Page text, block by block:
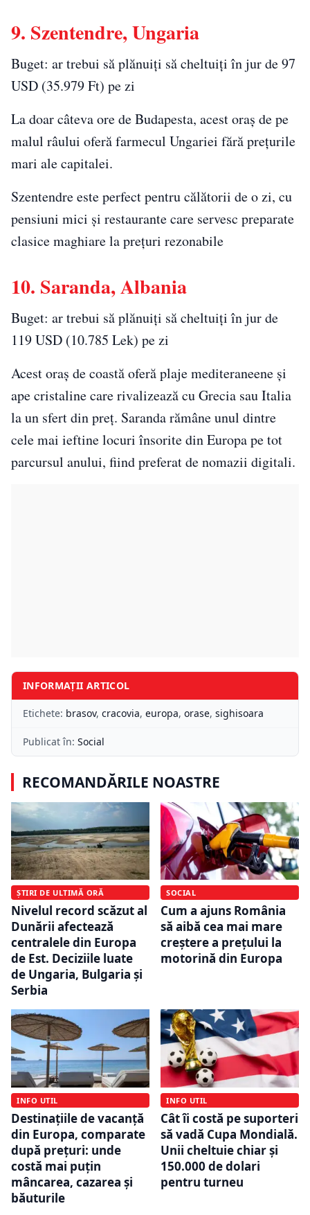
9. Szentendre, Ungaria
Buget: ar trebui să plănuiți să cheltuiți în jur de 97
USD (35.979 Ft) pe zi
La doar câteva ore de Budapesta, acest oraș de pe
malul râului oferă farmecul Ungariei fără prețurile
mari ale capitalei.
Szentendre este perfect pentru călătorii de o zi, cu
pensiuni mici și restaurante care servesc preparate
clasice maghiare la prețuri rezonabile
10. Saranda, Albania
Buget: ar trebui să plănuiți să cheltuiți în jur de
119 USD (10.785 Lek) pe zi
Acest oraș de coastă oferă plaje mediteraneene și
ape cristaline care rivalizează cu Grecia sau Italia
la un sfert din preț. Saranda rămâne unul dintre
cele mai ieftine locuri însorite din Europa pe tot
parcursul anului, fiind preferat de nomazii digitali.
INFORMAȚII ARTICOL
Etichete: brasov, cracovia, europa, orase, sighisoara
Publicat în: Social
RECOMANDĂRILE NOASTRE
ȘTIRI DE ULTIMĂ ORĂ
Nivelul record scăzut al
Dunării afectează
centralele din Europa
de Est. Deciziile luate
de Ungaria, Bulgaria și
Serbia
SOCIAL
Cum a ajuns România
să aibă cea mai mare
creștere a prețului la
motorină din Europa
INFO UTIL
Destinațiile de vacanță
din Europa, comparate
după prețuri: unde
costă mai puțin
mâncarea, cazarea și
băuturile
INFO UTIL
Cât îi costă pe suporteri
să vadă Cupa Mondială.
Unii cheltuie chiar și
150.000 de dolari
pentru turneu